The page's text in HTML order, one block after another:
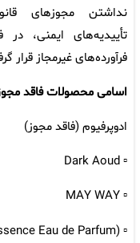
نداشتن مجوزهای
تأییدیه‌های ایمنی،
فرآورده‌های غیرمجاز قرار
اسامی محصولات فاقد
ادوپرفیوم (فاقد مجوز)
▫️ Dark Aoud
▫️ MAY WAY
▫️ ALLTEREI (Royal Essence Eau de Parfum)